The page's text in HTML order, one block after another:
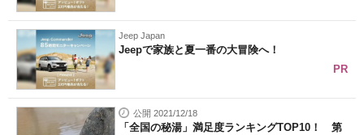
Jeep Japan
Jeepで家族と夏一番の大冒険へ！
PR
公開 2021/12/18
「全国の秘湯」満足度ランキングTOP10！ 第